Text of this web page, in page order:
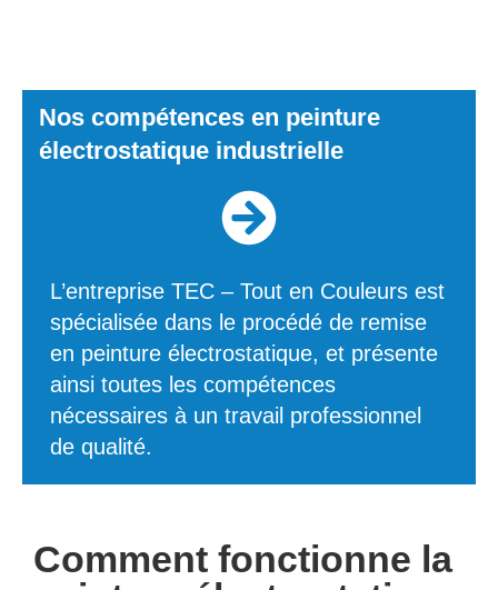
Nos compétences en peinture
électrostatique industrielle
L’entreprise TEC – Tout en Couleurs est
spécialisée dans le procédé de remise
en peinture électrostatique, et présente
ainsi toutes les compétences
nécessaires à un travail professionnel
de qualité.
Comment fonctionne la